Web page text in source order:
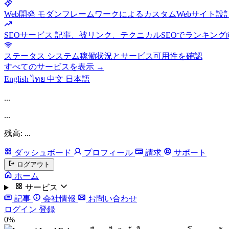
Web開発 モダンフレームワークによるカスタムWebサイト設
SEOサービス 記事、被リンク、テクニカルSEOでランキング
ステータス システム稼働状況とサービス可用性を確認
すべてのサービスを表示 →
Englishไทย 中文 日本語
...
...
残高: ...
ダッシュボード プロフィール 請求 サポート
ログアウト
ホーム
サービス
記事
会社情報
お問い合わせ
ログイン 登録
0%